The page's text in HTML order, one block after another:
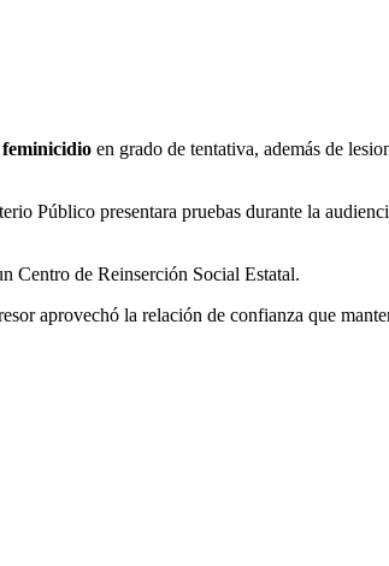
feminicidio en grado de tentativa, además de
Público presentara pruebas durante la
Centro de Reinserción Social Estatal.
aprovechó la relación de confianza que